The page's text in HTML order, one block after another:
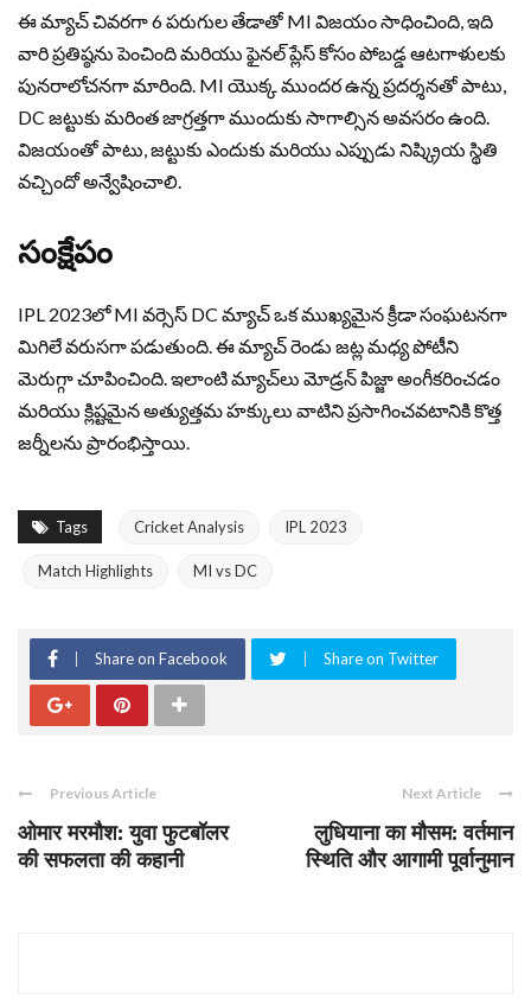
ఈ మ్యాచ్ చివరగా 6 పరుగుల తేడాతో MI విజయం సాధించింది, ఇది
వారి ప్రతిష్ఠను పెంచింది మరియు ఫైనల్ ప్లేస్ కోసం పోబడ్డ ఆటగాళులకు
పునరాలోచనగా మారింది. MI యొక్క ముందర ఉన్న ప్రదర్శనతో పాటు,
DC జట్టుకు మరింత జాగ్రత్తగా ముందుకు సాగాల్సిన అవసరం ఉంది.
విజయంతో పాటు, జట్టుకు ఎందుకు మరియు ఎప్పుడు నిష్క్రియ స్థితి
వచ్చిందో అన్వేషించాలి.
సంక్షేపం
IPL 2023లో MI వర్సెస్ DC మ్యాచ్ ఒక ముఖ్యమైన క్రీడా సంఘటనగా
మిగిలే వరుసగా పడుతుంది. ఈ మ్యాచ్ రెండు జట్ల మధ్య పోటీని
మెరుగ్గా చూపించింది. ఇలాంటి మ్యాచ్‌లు మోడ్రన్ పిజ్జా అంగీకరించడం
మరియు క్లిష్టమైన అత్యుత్తమ హక్కులు వాటిని ప్రసాగించవటానికి కొత్త
జర్నీలను ప్రారంభిస్తాయి.
Tags Cricket Analysis IPL 2023
Match Highlights MI vs DC
Share on Facebook Share on Twitter
Previous Article
ओमार मरमौश: युवा फुटबॉलर
की सफलता की कहानी
Next Article
लुधियाना का मौसम: वर्तमान
स्थिति और आगामी पूर्वानुमान